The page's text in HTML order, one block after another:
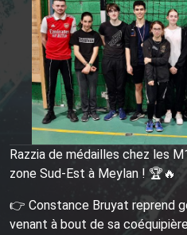
Razzia de médailles chez les
zone Sud-Est à Meylan ! 🏆🔥
👉 Constance Bruyat reprend
venant à bout de sa